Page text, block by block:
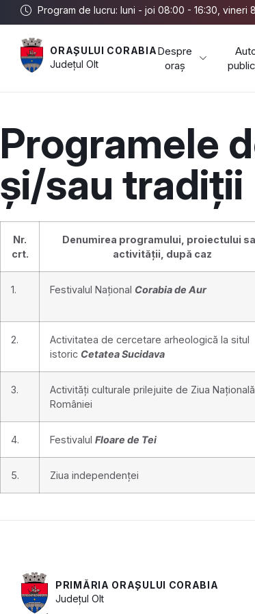
Program de lucru: luni - joi 08:00 - 16:30, vineri
ORAȘULUI CORABIA
JudețulOlt
Despre
oraș
Programele
și/sau tradiții
Nr.
crt.
Denumirea programului, proiectului
activității, după caz
1. Festivalul Național Corabia de Aur
2.
Activitatea de cercetare arheologică la situl
istoric Cetatea Sucidava
3.
Activități culturale prilejuite de Ziua
României
4. Festivalul Floare de Tei
5. Ziua independenței
PRIMĂRIA ORAȘULUI CORABIA
JudețulOlt